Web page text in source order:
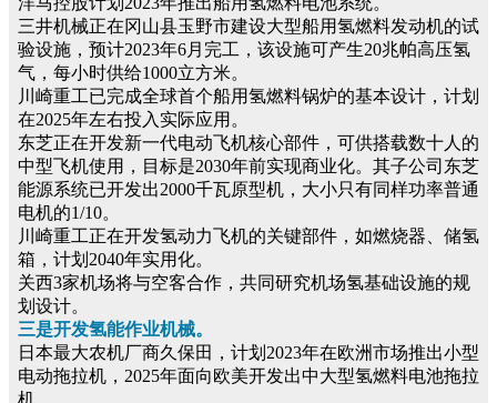
三井机械正在冈山县玉野市建设大型船用氢燃料发动机的试
验设施，预计2023年6月完工，该设施可产生20兆帕高压氢
气，每小时供给1000立方米。
川崎重工已完成全球首个船用氢燃料锅炉的基本设计，计划
在2025年左右投入实际应用。
东芝正在开发新一代电动飞机核心部件，可供搭载数十人的
中型飞机使用，目标是2030年前实现商业化。其子公司东芝
能源系统已开发出2000千瓦原型机，大小只有同样功率普通
电机的1/10。
川崎重工正在开发氢动力飞机的关键部件，如燃烧器、储氢
箱，计划2040年实用化。
关西3家机场将与空客合作，共同研究机场氢基础设施的规
划设计。
三是开发氢能作业机械。
日本最大农机厂商久保田，计划2023年在欧洲市场推出小型
电动拖拉机，2025年面向欧美开发出中大型氢燃料电池拖拉